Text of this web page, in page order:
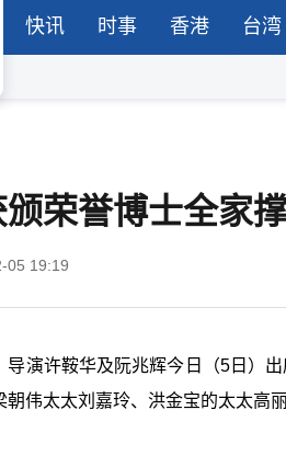
快讯 时事 香港 台湾
荣誉博士全家
05 19:19
导演许鞍华及阮兆辉今日（5日）
朝伟太太刘嘉玲、洪金宝的太太高